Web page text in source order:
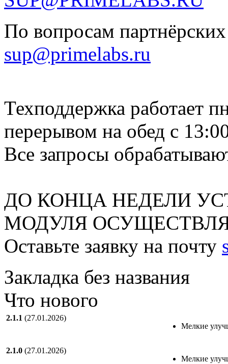
По вопросам
sup@primelabs.ru
Техподдержка работает
перерывом на обед с
Все запросы
ДО КОНЦА НЕДЕЛИ
МОДУЛЯ
Оставьте заявку на почту
Закладка без названия
Что нового
2.1.1 (27.01.2026)
Мелкие
2.1.0 (27.01.2026)
Мелкие